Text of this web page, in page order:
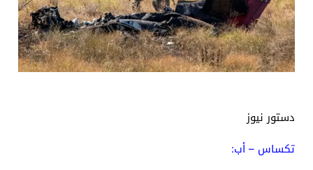
دستور نيوز
تكساس – أب: